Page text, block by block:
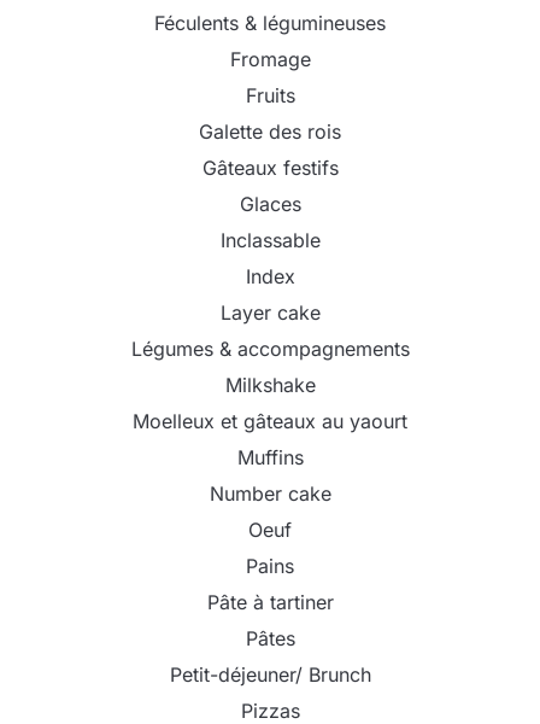
Féculents & légumineuses
Fromage
Fruits
Galette des rois
Gâteaux festifs
Glaces
Inclassable
Index
Layer cake
Légumes & accompagnements
Milkshake
Moelleux et gâteaux au yaourt
Muffins
Number cake
Oeuf
Pains
Pâte à tartiner
Pâtes
Petit-déjeuner/ Brunch
Pizzas